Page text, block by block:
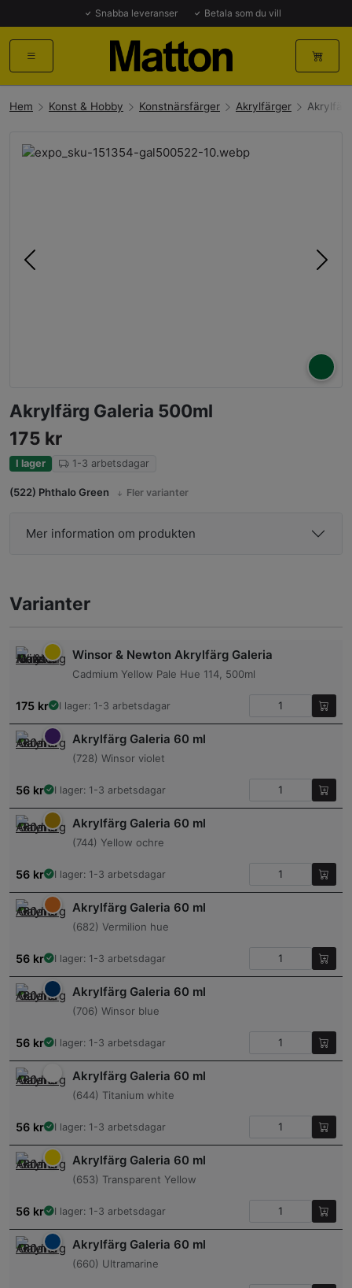
Snabba leveranser Betala som du vill
Hem Konst & Hobby Konstnärsfärger Akrylfärger
Föregående Nästa
Akrylfärg Galeria 500ml
175 kr
I lager 1-3 arbetsdagar
(522) Phthalo Green Fler varianter
Mer information om produkten
Varianter
Winsor & Newton Akrylfärg Galeria
Cadmium Yellow Pale Hue 114, 500ml
175 kr I lager: 1-3 arbetsdagar
Akrylfärg Galeria 60 ml
(728) Winsor violet
56 kr I lager: 1-3 arbetsdagar
Akrylfärg Galeria 60 ml
(744) Yellow ochre
56 kr I lager: 1-3 arbetsdagar
Akrylfärg Galeria 60 ml
(682) Vermilion hue
56 kr I lager: 1-3 arbetsdagar
Akrylfärg Galeria 60 ml
(706) Winsor blue
56 kr I lager: 1-3 arbetsdagar
Akrylfärg Galeria 60 ml
(644) Titanium white
56 kr I lager: 1-3 arbetsdagar
Akrylfärg Galeria 60 ml
(653) Transparent Yellow
56 kr I lager: 1-3 arbetsdagar
Akrylfärg Galeria 60 ml
(660) Ultramarine